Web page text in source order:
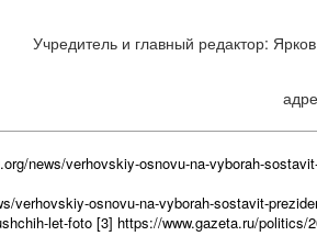
Учредитель и главный редактор:
news/verhovskiy-osnovu-na-vyborah-
verhovskiy-osnovu-na-vyborah-sostavit-
let-foto [3] https://www.gazeta.ru/politics/